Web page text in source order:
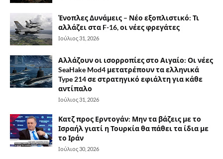
Ένοπλες Δυνάμεις – Νέο εξοπλιστικό: Τι
αλλάζει στα F-16, οι νέες φρεγάτες
Ιούλιος 31, 2026
Αλλάζουν οι ισορροπίες στο Αιγαίο: Οι νέες
SeaHake Mod4 μετατρέπουν τα ελληνικά
Type 214 σε στρατηγικό εφιάλτη για κάθε
αντίπαλο
Ιούλιος 31, 2026
Κατζ προς Ερντογάν: Μην τα βάζεις με το
Ισραήλ γιατί η Τουρκία θα πάθει τα ίδια με
το Ιράν
Ιούλιος 30, 2026